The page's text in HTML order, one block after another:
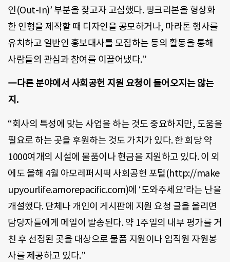
인(Out-In)’ 부분을 찾고자 고심했다. 핑크리본을 형상화
한 인형을 제작할 때 디자인을 공모하거나, 마라톤 행사를
유치하고 일반인 홍보대사를 모집하는 등의 활동을 통해
사람들의 관심과 참여를 이끌어냈다.”
―다른 분야에서 사회공헌 지원 요청이 들어오지는 않는
지.
“회사의 특성에 맞는 사업을 하는 것도 중요하지만, 도움을
필요로 하는 곳을 후원하는 것도 가치가 있다. 한 회당 약
1000여개의 시설에 물품이나 현금을 지원하고 있다. 이 외
에도 올해 4월 아모레퍼시픽 사회공헌 포털(http://make
upyourlife.amorepacific.com)에 ‘도와주세요’라는 난을
개설했다. 단체나 개인이 게시판에 지원 요청 글을 올리면
담당자들에게 메일이 발송된다. 약 1주일의 내부 평가를 거
친 후 선정된 곳을 대상으로 물품 지원이나 임직원 자원봉
사를 제공하고 있다.”